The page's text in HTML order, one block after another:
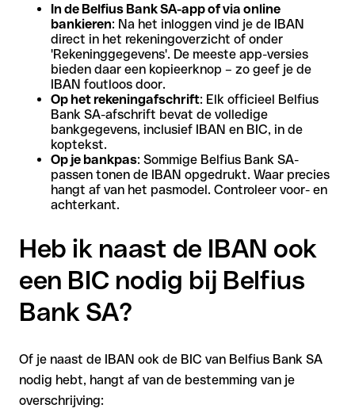
In de Belfius Bank SA-app of via online
bankieren: Na het inloggen vind je de IBAN
direct in het rekeningoverzicht of onder
'Rekeninggegevens'. De meeste app-versies
bieden daar een kopieerknop – zo geef je de
IBAN foutloos door.
Op het rekeningafschrift: Elk officieel Belfius
Bank SA-afschrift bevat de volledige
bankgegevens, inclusief IBAN en BIC, in de
koptekst.
Op je bankpas: Sommige Belfius Bank SA-
passen tonen de IBAN opgedrukt. Waar precies
hangt af van het pasmodel. Controleer voor- en
achterkant.
Heb ik naast de IBAN ook
een BIC nodig bij Belfius
Bank SA?
Of je naast de IBAN ook de BIC van Belfius Bank SA
nodig hebt, hangt af van de bestemming van je
overschrijving: